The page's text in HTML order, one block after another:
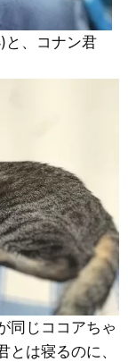
と、コナン君
同じココアちゃ
は寝るのに、